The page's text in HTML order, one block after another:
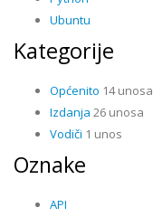
Ubuntu
Kategorije
Općenito 14 unosa
Izdanja 26 unosa
Vodiči 1 unos
Oznake
API